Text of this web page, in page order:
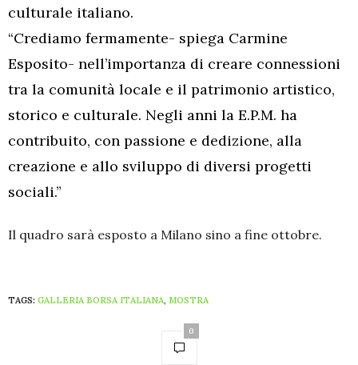
culturale italiano.
“Crediamo fermamente- spiega Carmine
Esposito- nell’importanza di creare connessioni
tra la comunità locale e il patrimonio artistico,
storico e culturale. Negli anni la E.P.M. ha
contribuito, con passione e dedizione, alla
creazione e allo sviluppo di diversi progetti
sociali.”
Il quadro sarà esposto a Milano sino a fine ottobre.
TAGS: GALLERIA BORSA ITALIANA, MOSTRA
0